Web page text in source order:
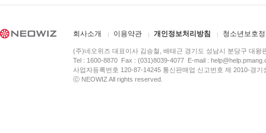
회사소개 이용약관 개인정보처리방침 청소년보호
(주)네오위즈 대표이사 김승철, 배태근 경기도 성남시 분당구 대왕
Tel : 1600-8870 Fax : (031)8039-4077 E-mail :
사업자등록번호 120-87-14245 통신판매업 신고번호 제 2010-경
ⓒ NEOWIZ All rights reserved.